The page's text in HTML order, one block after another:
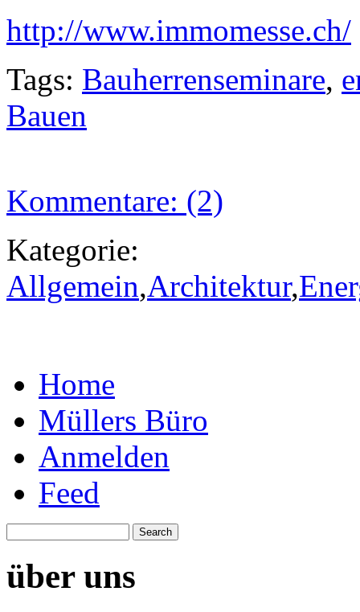
http://www.immomesse.ch/
Tags: Bauherrenseminare,
Bauen
Kommentare: (2)
Kategorie:
Allgemein,Architektur,
Home
Müllers Büro
Anmelden
Feed
über uns